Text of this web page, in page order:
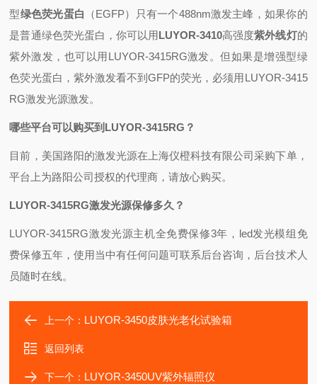
型绿色荧光蛋白
（EGFP）只有一个488nm激发主峰，如果你的
是普通绿色荧光蛋白，你可以用LUYOR-3410高强度紫外线灯的
紫外激发，也可以用LUYOR-3415RG激发。但如果是增强型绿
色荧光蛋白，紫外激发看不到GFP的荧光，必须用LUYOR-3415
RG激发光源激发。
哪些平台可以购买到LUYOR-3415RG？
目前，美国路阳的激发光源在上海仪橙科技有限公司采购下单，
平台上为路阳公司授权的代理商，请放心购买。
LUYOR-3415RG激发光源保修多久？
LUYOR-3415RG激发光源主机全免费保修3年，led发光模组免
费保修五年，使用当中有任何问题可联系后台咨询，后台技术人
员随时在线。
上一个： LUYOR-3450皮肤光老化试验箱
返回列表
下一个： LUYOR-3450UV紫外辐照仪